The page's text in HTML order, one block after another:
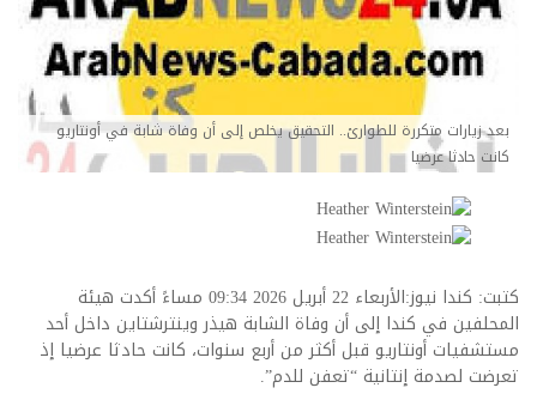
بعد زيارات متكررة للطوارئ.. التحقيق يخلص إلى أن وفاة شابة في أونتاريو
كانت حادثا عرضيا
كتبت: كندا نيوز:الأربعاء 22 أبريل 2026 09:34 مساءً أكدت هيئة
المحلفين في كندا إلى أن وفاة الشابة هيذر وينترشتاين داخل أحد
مستشفيات أونتاريو قبل أكثر من أربع سنوات، كانت حادثا عرضيا إذ
تعرضت لصدمة إنتانية “تعفن للدم”.